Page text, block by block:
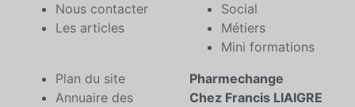
Nous contacter
Les articles
Social
Métiers
Mini formations
Plan du site
Annuaire des
Pharmechange
Chez Francis LIAIGRE